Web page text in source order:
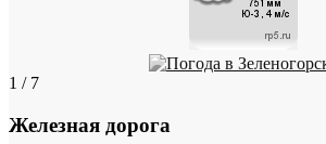
1 / 7
Железная дорога